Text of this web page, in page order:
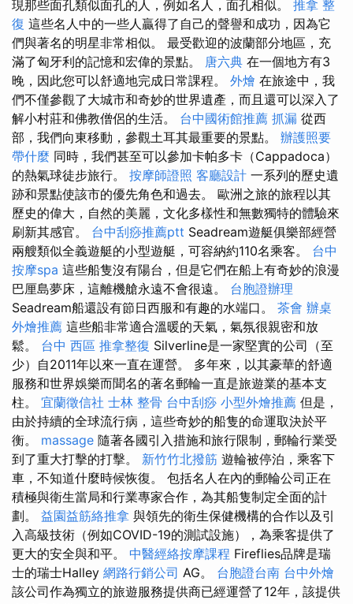
現那些面孔類似面孔的人，例如名人，面孔相似。 推拿 整
復 這些名人中的一些人贏得了自己的聲譽和成功，因為它
們與著名的明星非常相似。 最受歡迎的波蘭部分地區，充
滿了匈牙利的記憶和宏偉的景點。 唐六典 在一個地方有3
晚，因此您可以舒適地完成日常課程。 外燴 在旅途中，我
們不僅參觀了大城市和奇妙的世界遺產，而且還可以深入了
解小村莊和佛教僧侶的生活。 台中國術館推薦 抓漏 從西
部，我們向東移動，參觀土耳其最重要的景點。 辦護照要
帶什麼 同時，我們甚至可以參加卡帕多卡（Cappadoca）
的熱氣球徒步旅行。 按摩師證照 客廳設計 一系列的歷史遺
跡和景點使該市的優先角色和過去。 歐洲之旅的旅程以其
歷史的偉大，自然的美麗，文化多樣性和無數獨特的體驗來
刷新其感官。 台中刮痧推薦ptt Seadream遊艇俱樂部經營
兩艘類似全義遊艇的小型遊艇，可容納約110名乘客。 台中
按摩spa 這些船隻沒有陽台，但是它們在船上有奇妙的浪漫
巴厘島夢床，這離機艙永遠不會很遠。 台胞證辦理
Seadream船還設有節日西服和有趣的水端口。 茶會 辦桌
外燴推薦 這些船非常適合溫暖的天氣，氣氛很親密和放
鬆。 台中 西區 推拿整復 Silverline是一家堅實的公司（至
少）自2011年以來一直在運營。 多年來，以其豪華的舒適
服務和世界娛樂而聞名的著名郵輪一直是旅遊業的基本支
柱。 宜蘭徵信社 士林 整骨 台中刮痧 小型外燴推薦 但是，
由於持續的全球流行病，這些奇妙的船隻的命運取決於平
衡。 massage 隨著各國引入措施和旅行限制，郵輪行業受
到了重大打擊的打擊。 新竹竹北撥筋 遊輪被停泊，乘客下
車，不知道什麼時候恢復。 包括名人在內的郵輪公司正在
積極與衛生當局和行業專家合作，為其船隻制定全面的計
劃。 益園益筋絡推拿 與領先的衛生保健機構的合作以及引
入高級技術（例如COVID-19的測試設施），為乘客提供了
更大的安全與和平。 中醫經絡按摩課程 Fireflies品牌是瑞
士的瑞士Halley 網路行銷公司 AG。 台胞證台南 台中外燴
該公司作為獨立的旅遊服務提供商已經運營了12年，該提供